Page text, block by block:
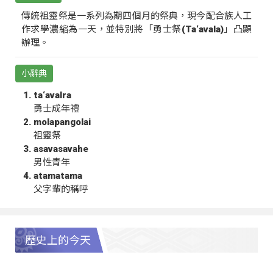
傳統祖靈祭是一系列為期四個月的祭典，現今配合族人工
作求學濃縮為一天，並特別將「勇士祭(Ta‘avala)」凸顯
辦理。
小辭典
ta‘avalra
勇士成年禮
molapangolai
祖靈祭
asavasavahe
男性青年
atamatama
父字輩的稱呼
歷史上的今天